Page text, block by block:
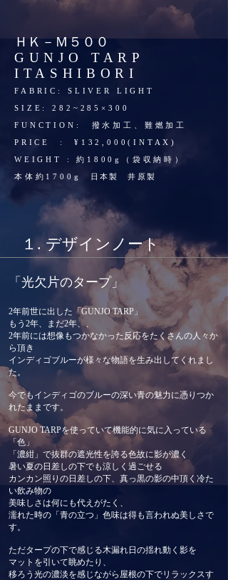
ＨＫ－Ｍ５００
GUNJO TARP
ITASHIBORI
​FABRIC: SLIVER LIGHT
SIZE: 282~285×300
FU NCTION: 撥水加工、難燃加工
PRICE : ¥132,000(INTAX)
​WEIGHT : 約1800g（袋収納時）
​本体約1700g
​ 日本製 井原製
１. デザインノート
「光欠片のタープ」
2年前世に出した「GUNJO TARP」
もう2年、まだ2年、、
2年前には想像もつかなかった反応をたくさんの人々か
ら頂き
インディゴブルーが様々な物語を生み出してくれまし
た。
今でもインディゴのブルーの深い青の魅力に憑りつか
れたままです。​
GUNJO TARPを使っていて機能的に気に入っている
「色」
「濃紺」で抜群の遮光性を誇る色故に影が濃く
暑い夏の日差しの下でも涼しく過ごせる
カンカン照りの日差しの下、真っ黒の影の中頂く冷た
い飲み物の
美味しさは何にも代えがたく、
濡れた時の「青の立つ」色味は得も言われぬ美しさで
す。
ただタープの下で感じる木漏れ日の揺れ動く影を
マットを引いて眺めたり、
移ろう光の濃淡を感じながら屋根の下でリラックスす